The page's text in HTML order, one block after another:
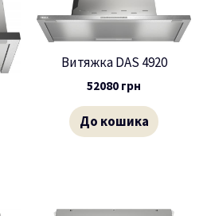
Витяжка DAS 4920
52080 грн
До кошика